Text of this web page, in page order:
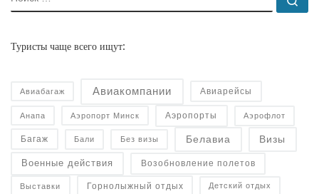
Туристы чаще всего ищут:
Авиабагаж Авиакомпании Авиарейсы
Анапа Аэропорт Минск Аэропорты Аэрофлот
Багаж Бали Без визы Белавиа Визы
Военные действия Возобновление полетов
Выставки Горнолыжный отдых Детский отдых